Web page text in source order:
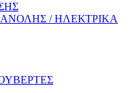
/ ΗΛΕΚΤΡΙΚΑ